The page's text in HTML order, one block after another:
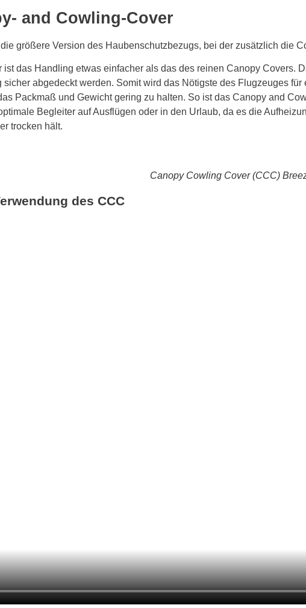
and Cowling-Cover
größere Version des Haubenschutzbezugs, bei der zusätzlich die
ist das Handling etwas einfacher als das des reinen Canopy Covers.
abgedeckt werden. Somit wird das Nötigste des Flugzeuges für
Packmaß und Gewicht gering zu halten. So ist das Canopy and
Begleiter auf Ausflügen oder in den Urlaub, da es die
trocken hält.
Canopy Cowling Cover (CCC)
des CCC